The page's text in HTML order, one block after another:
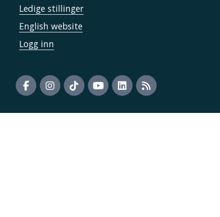
Ledige stillinger
English website
Logg inn